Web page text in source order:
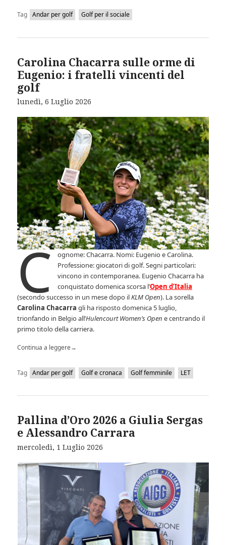
Tag Andar per golf Golf per il sociale
Carolina Chacarra sulle orme di
Eugenio: i fratelli vincenti del
golf
lunedì, 6 Luglio 2026
C
ognome: Chacarra. Nomi: Eugenio e Carolina.
Professione: giocatori di golf. Segni particolari:
vincono in contemporanea. Eugenio Chacarra ha
conquistato domenica scorsa l’Open d’Italia
(secondo successo in un mese dopo ilKLM Open). La sorella
Carolina Chacarra gli ha risposto domenica 5 luglio,
trionfando in Belgio all’Hulencourt Women’s Open e centrando il
primo titolo della carriera.
Continua a leggere→
Tag Andar per golf Golf e cronaca Golf femminile LET
Pallina d’Oro 2026 a Giulia Sergas
e Alessandro Carrara
mercoledì, 1 Luglio 2026